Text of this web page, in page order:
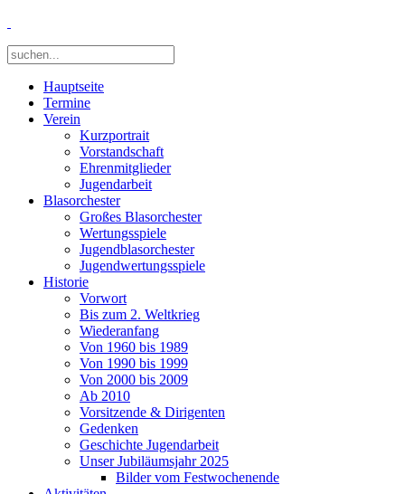
Hauptseite
Termine
Verein
Kurzportrait
Vorstandschaft
Ehrenmitglieder
Jugendarbeit
Blasorchester
Großes Blasorchester
Wertungsspiele
Jugendblasorchester
Jugendwertungsspiele
Historie
Vorwort
Bis zum 2. Weltkrieg
Wiederanfang
Von 1960 bis 1989
Von 1990 bis 1999
Von 2000 bis 2009
Ab 2010
Vorsitzende & Dirigenten
Gedenken
Geschichte Jugendarbeit
Unser Jubiläumsjahr 2025
Bilder vom Festwochenende